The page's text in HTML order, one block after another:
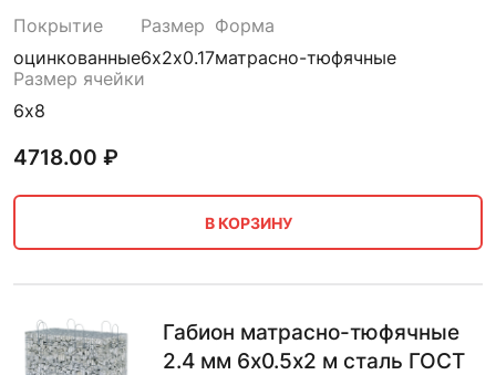
Покрытие
оцинкованные
Размер
6х2х0.17
Форма
матрасно-тюфячные
Размер ячейки
6х8
4718.00 ₽
В КОРЗИНУ
Габион матрасно-тюфячные
2.4 мм 6х0.5х2 м сталь ГОСТ